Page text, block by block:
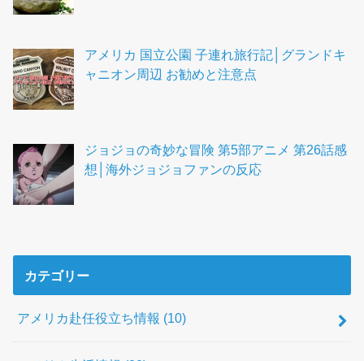
アメリカ 国立公園 子連れ旅行記│グランドキ
ャニオン周辺 お勧めと注意点
ジョジョの奇妙な冒険 第5部アニメ 第26話感
想│海外ジョジョファンの反応
カテゴリー
アメリカ赴任役立ち情報 (10)